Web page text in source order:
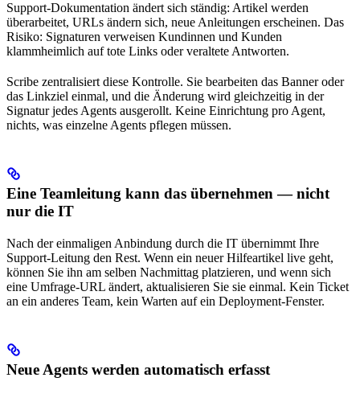
Support-Dokumentation ändert sich ständig: Artikel werden
überarbeitet, URLs ändern sich, neue Anleitungen erscheinen. Das
Risiko: Signaturen verweisen Kundinnen und Kunden
klammheimlich auf tote Links oder veraltete Antworten.
Scribe zentralisiert diese Kontrolle. Sie bearbeiten das Banner oder
das Linkziel einmal, und die Änderung wird gleichzeitig in der
Signatur jedes Agents ausgerollt. Keine Einrichtung pro Agent,
nichts, was einzelne Agents pflegen müssen.
Eine Teamleitung kann das übernehmen — nicht
nur die IT
Nach der einmaligen Anbindung durch die IT übernimmt Ihre
Support-Leitung den Rest. Wenn ein neuer Hilfeartikel live geht,
können Sie ihn am selben Nachmittag platzieren, und wenn sich
eine Umfrage-URL ändert, aktualisieren Sie sie einmal. Kein Ticket
an ein anderes Team, kein Warten auf ein Deployment-Fenster.
Neue Agents werden automatisch erfasst